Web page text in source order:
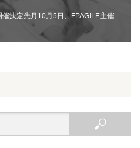
決定先月10月5日、FPAGILE主催